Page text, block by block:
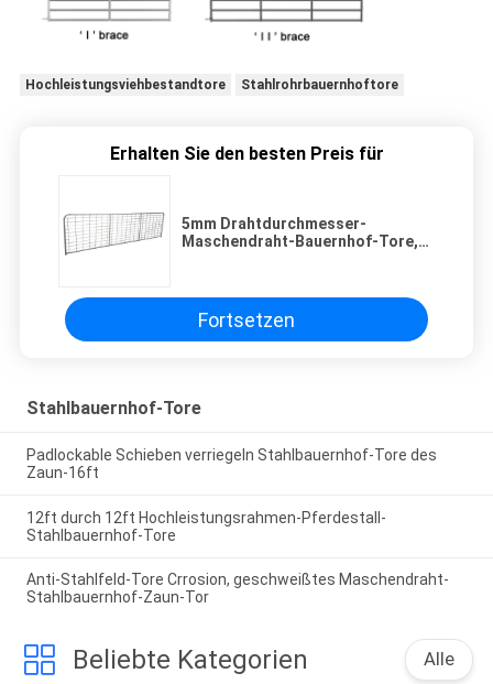
Hochleistungsviehbestandtore Stahlrohrbauernhoftore
Erhalten Sie den besten Preis für
5mm Drahtdurchmesser-
Maschendraht-Bauernhof-Tore,
Fortsetzen
Stahlbauernhof-Tore
Padlockable Schieben verriegeln Stahlbauernhof-Tore des
Zaun-16ft
12ft durch 12ft Hochleistungsrahmen-Pferdestall-
Stahlbauernhof-Tore
Anti-Stahlfeld-Tore Crrosion, geschweißtes Maschendraht-
Stahlbauernhof-Zaun-Tor
Beliebte Kategorien Alle